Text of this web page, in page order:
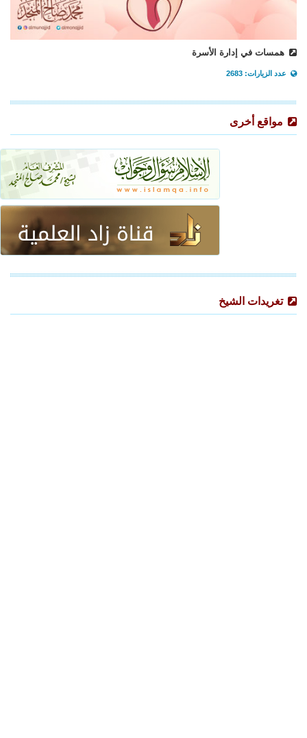
همسات في إدارة الأسرة
عدد الزيارات: 2683
مواقع أخرى
تغريدات الشيخ